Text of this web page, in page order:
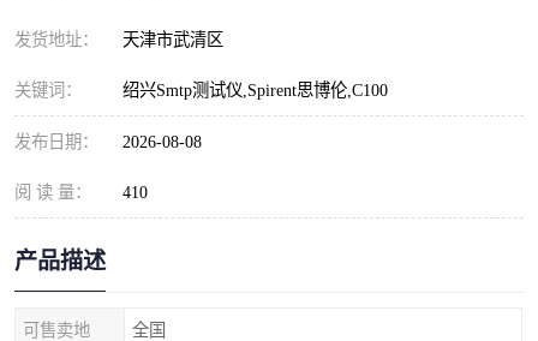
发货地址： 天津市武清区
关键词： 绍兴Smtp测试仪,Spirent思博伦,C100
发布日期： 2026-08-08
阅 读 量： 410
产品描述
可售卖地 全国